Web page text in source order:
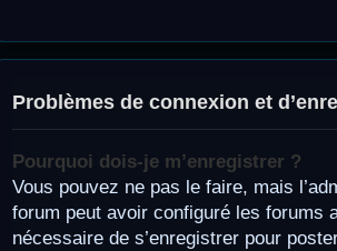
Problèmes de connexion et
Pourquoi dois-je m’enregistrer ?
Vous pouvez ne pas le faire, mais
forum peut avoir configuré les forums
nécessaire de s’enregistrer pour